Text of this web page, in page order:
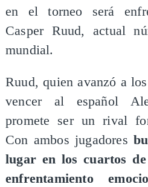
en el torneo será
Casper Ruud, actual
mundial.
​Ruud, quien avanzó a
vencer al español
promete ser un rival
Con ambos jugadores
lugar en los cuartos
enfrentamiento